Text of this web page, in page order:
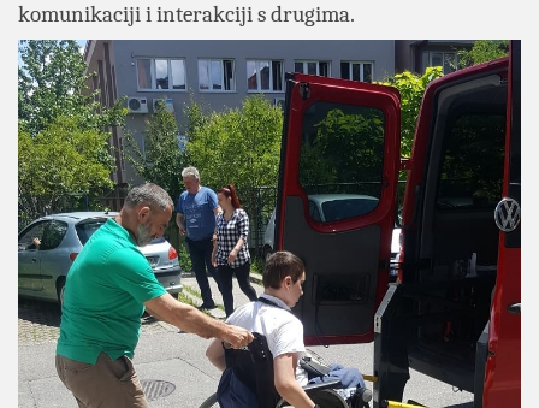
komunikaciji i interakciji s drugima.